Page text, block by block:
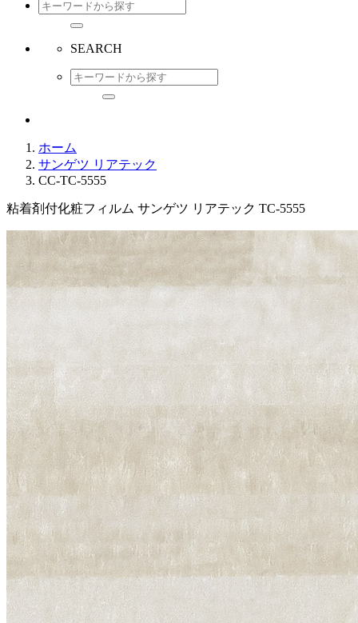
SEARCH
ホーム
サンゲツ リアテック
CC-TC-5555
粘着剤付化粧フィルム サンゲツ リアテック TC-5555